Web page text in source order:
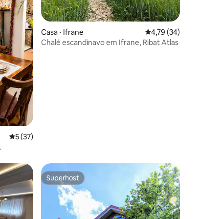
5 de uma avaliação média de 5, 37 avaliações
5 (37)
Casa ⋅ Ifrane 4,79 de uma
4,79 (34)
Chalé escandinavo em Ifrane, Ribat Atlas
Superhost
Superhost